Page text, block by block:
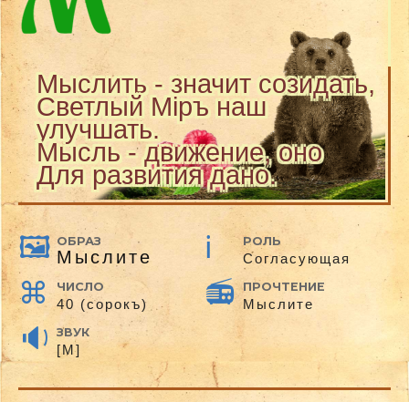
Мыслить - значит созидать,
Светлый Мiръ наш
улучшать.
Мысль - движение, оно
Для развития дано.
ОБРАЗ
Мыслитe
РОЛЬ
Согласующая
ЧИСЛО
40 (сорокъ)
ПРОЧТЕНИЕ
Мыслите
ЗВУК
[М]